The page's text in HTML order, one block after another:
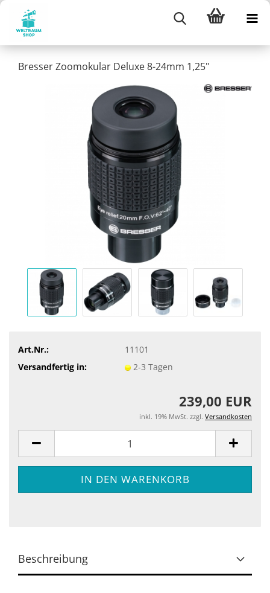
Bresser Zoomokular Deluxe 8-24mm 1,25"
Art.Nr.:
11101
Versandfertig in:
2-3 Tagen
239,00 EUR
inkl. 19% MwSt. zzgl. Versandkosten
Beschreibung